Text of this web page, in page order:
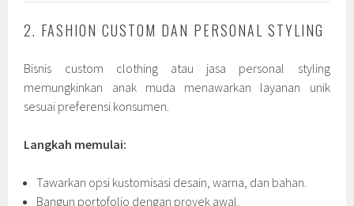
2. FASHION CUSTOM DAN PERSONAL STYLING
Bisnis custom clothing atau jasa personal styling
memungkinkan anak muda menawarkan layanan unik
sesuai preferensi konsumen.
Langkah memulai:
Tawarkan opsi kustomisasi desain, warna, dan bahan.
Bangun portofolio dengan proyek awal.